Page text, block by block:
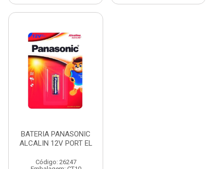
BATERIA PANASONIC
ALCALIN 12V PORT EL
Código: 26247